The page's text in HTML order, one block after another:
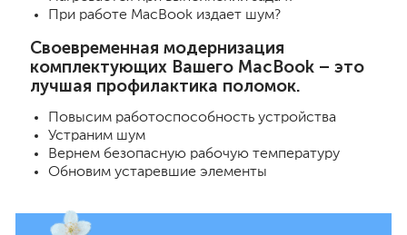
При работе MacBook издает шум?
Своевременная модернизация
комплектующих Вашего MacBook – это
лучшая профилактика поломок.
Повысим работоспособность устройства
Устраним шум
Вернем безопасную рабочую температуру
Обновим устаревшие элементы